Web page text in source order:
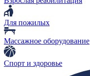
Для пожилых
Массажное оборудование
Спорт и здоровье